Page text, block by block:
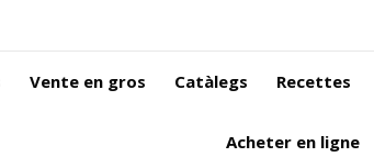
Vente en gros Catàlegs Recettes
Acheter en ligne